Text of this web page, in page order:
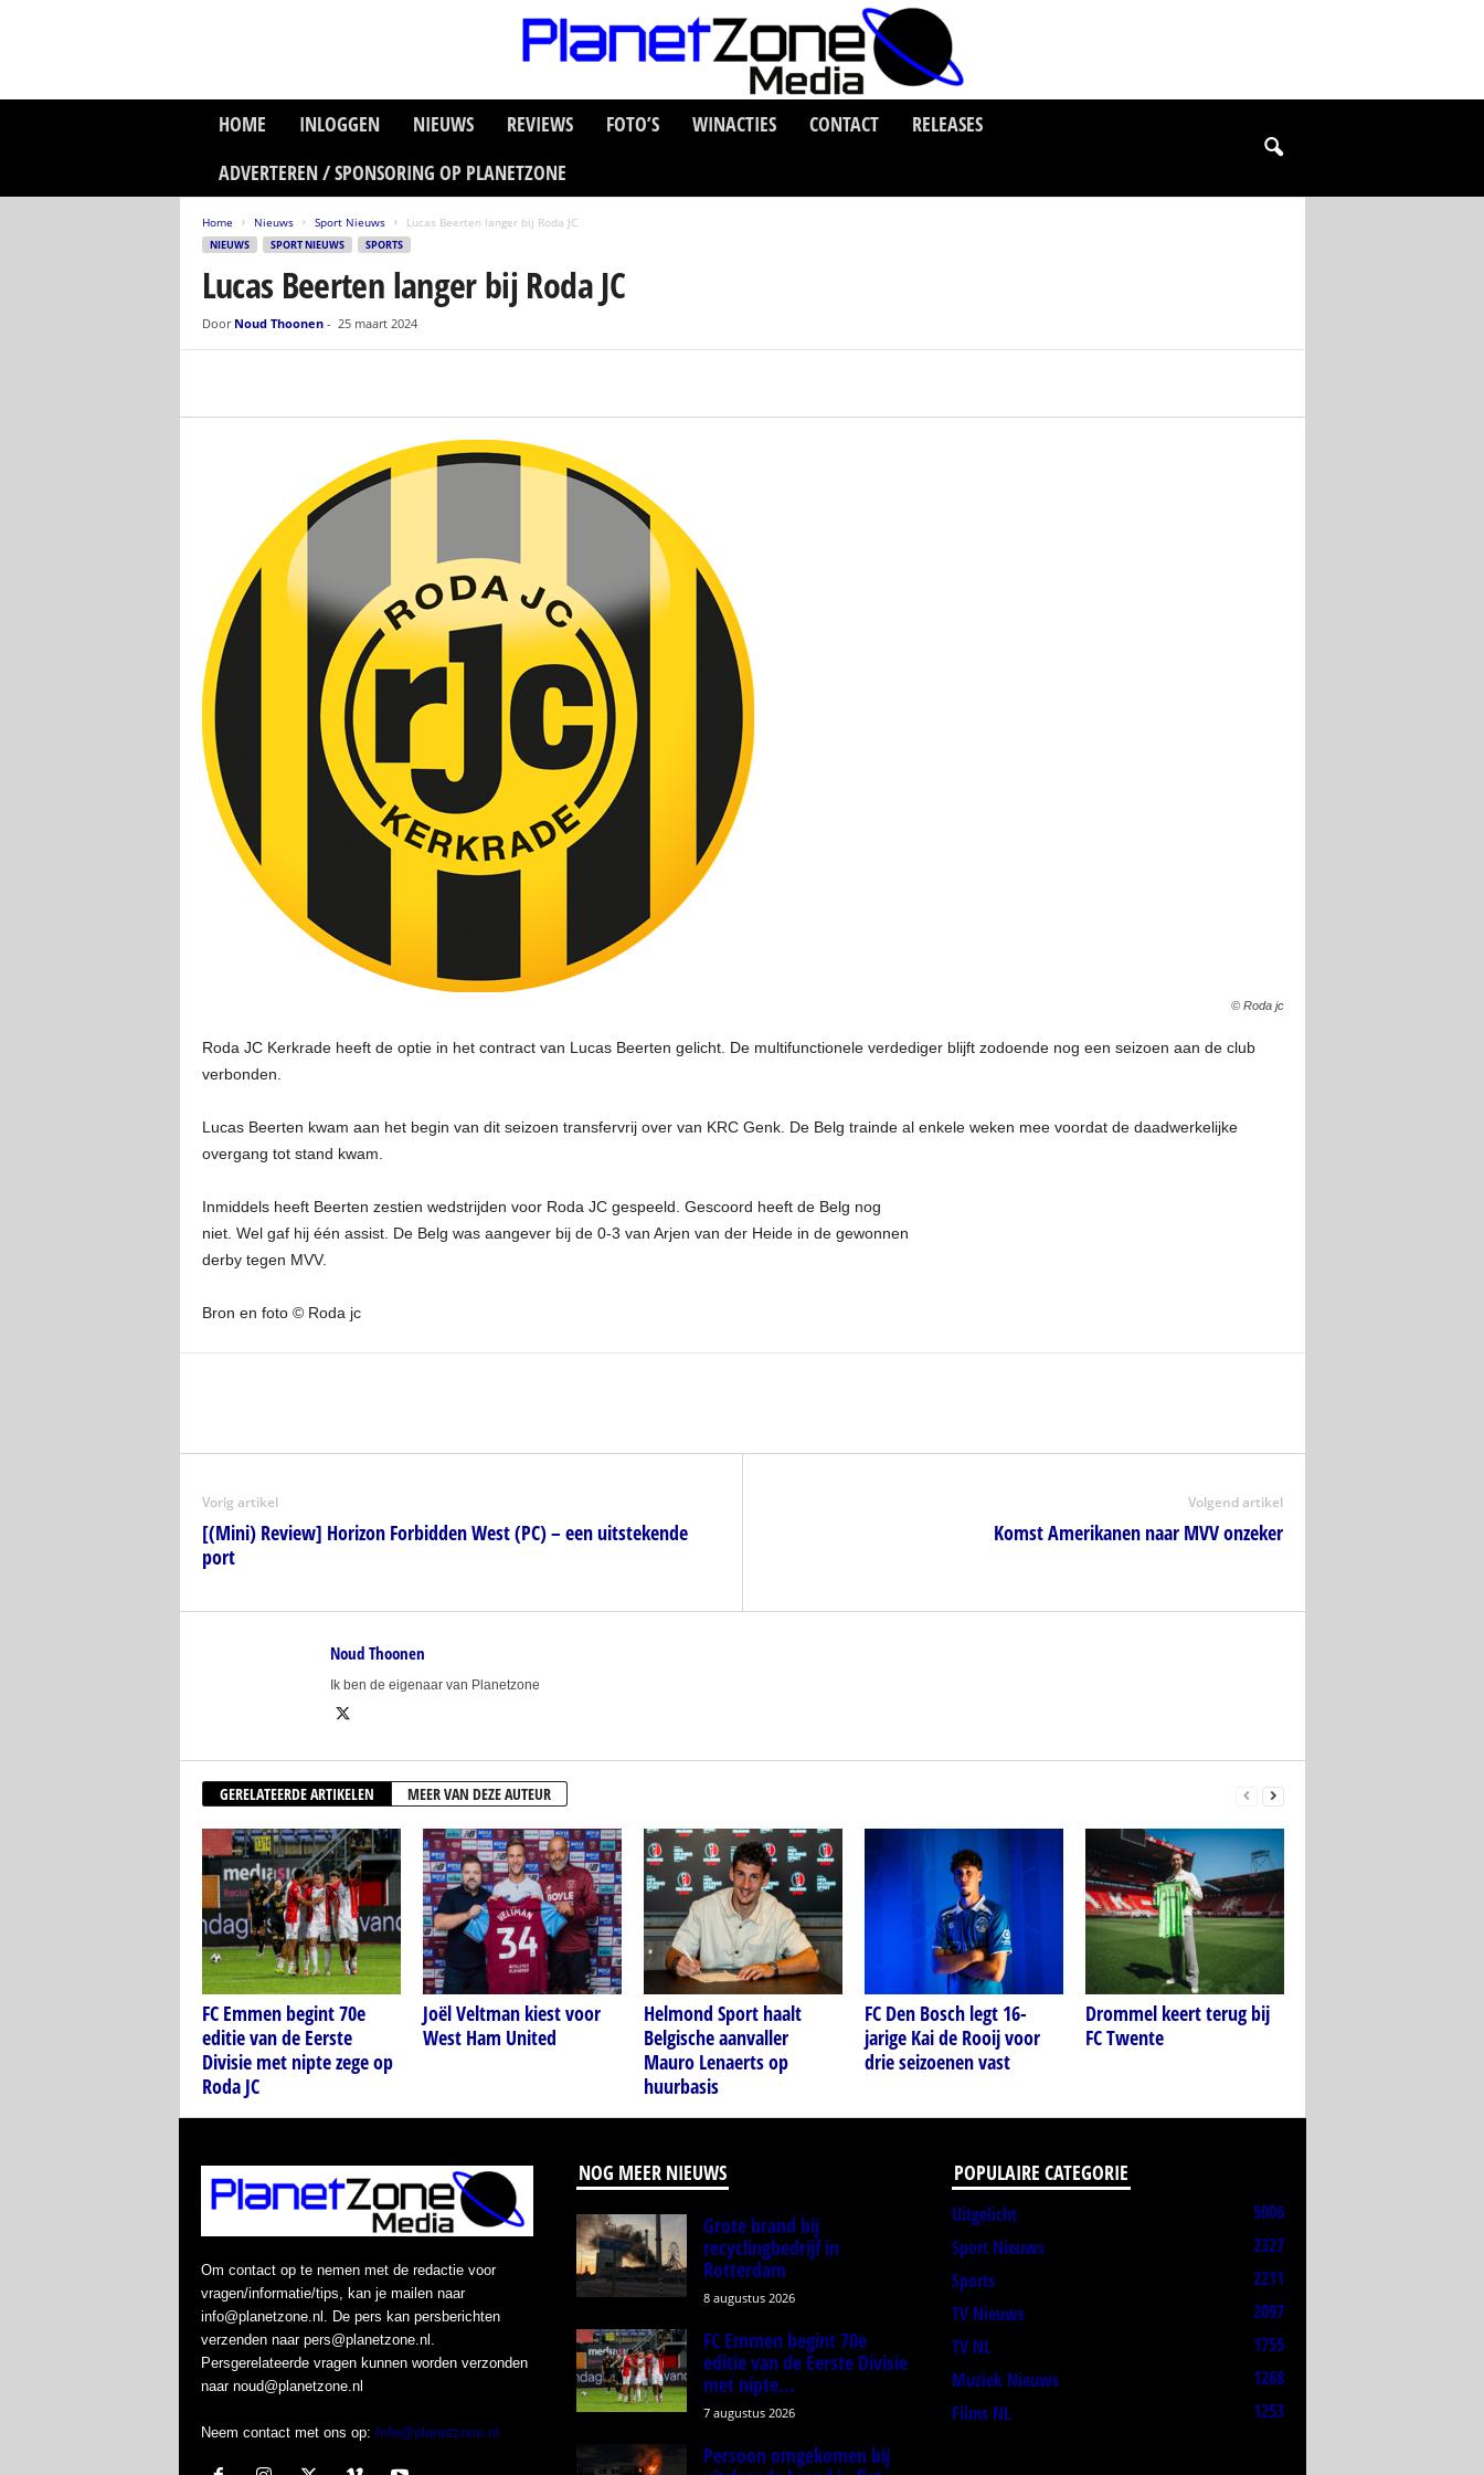
HOME INLOGGEN NIEUWS REVIEWS FOTO’S WINACTIES CONTACT
RELEASES
ADVERTEREN / SPONSORING OP PLANETZONE
Home Nieuws Sport Nieuws Lucas Beerten langer bij Roda JC
NIEUWS SPORT NIEUWS SPORTS
Lucas Beerten langer bij Roda JC
Door Noud Thoonen- 25 maart 2024
© Roda jc
Roda JC Kerkrade heeft de optie in het contract van Lucas Beerten gelicht. De multifunctionele verdediger blijft zodoende nog een seizoen aan de club
verbonden.
Lucas Beerten kwam aan het begin van dit seizoen transfervrij over van KRC Genk. De Belg trainde al enkele weken mee voordat de daadwerkelijke
overgang tot stand kwam.
Inmiddels heeft Beerten zestien wedstrijden voor Roda JC gespeeld. Gescoord heeft de Belg nog
niet. Wel gaf hij één assist. De Belg was aangever bij de 0-3 van Arjen van der Heide in de gewonnen
derby tegen MVV.
Bron en foto © Roda jc
Vorig artikel
[(Mini) Review] Horizon Forbidden West (PC) – een uitstekende
port
Volgend artikel
Komst Amerikanen naar MVV onzeker
Noud Thoonen
Ik ben de eigenaar van Planetzone
GERELATEERDE ARTIKELEN MEER VAN DEZE AUTEUR
FC Emmen begint 70e
editie van de Eerste
Divisie met nipte zege op
Roda JC
Joël Veltman kiest voor
West Ham United
Helmond Sport haalt
Belgische aanvaller
Mauro Lenaerts op
huurbasis
FC Den Bosch legt 16-
jarige Kai de Rooij voor
drie seizoenen vast
Drommel keert terug bij
FC Twente
Om contact op te nemen met de redactie voor
vragen/informatie/tips, kan je mailen naar
info@planetzone.nl. De pers kan persberichten
verzenden naar pers@planetzone.nl.
Persgerelateerde vragen kunnen worden verzonden
naar noud@planetzone.nl
Neem contact met ons op: Info@planetzone.nl
NOG MEER NIEUWS
Grote brand bij
recyclingbedrijf in
Rotterdam
8 augustus 2026
FC Emmen begint 70e
editie van de Eerste Divisie
met nipte...
7 augustus 2026
Persoon omgekomen bij
POPULAIRE CATEGORIE
Uitgelicht
5006
Sport Nieuws
2327
Sports
2211
TV Nieuws
2097
TV NL
1755
Muziek Nieuws
1268
Films NL
1253